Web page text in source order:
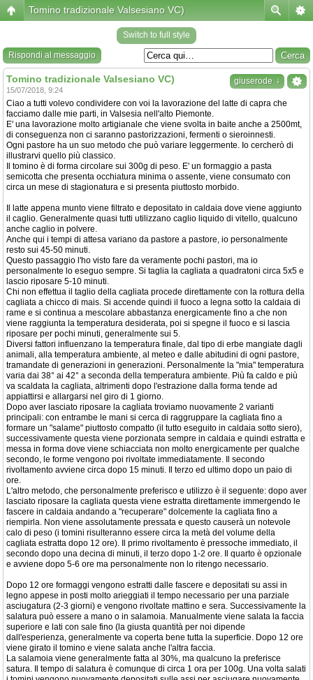
Tomino tradizionale Valsesiano VC)
Switch to full style
Rispondi al messaggio
giuserode ↓
Tomino tradizionale Valsesiano VC)
15/07/2018, 9:24
Ciao a tutti volevo condividere con voi la lavorazione del latte di capra che
facciamo dalle mie parti, in Valsesia nell'alto Piemonte.
E' una lavorazione molto artigianale che viene svolta in baite anche a 2500mt,
di conseguenza non ci saranno pastorizzazioni, fermenti o sieroinnesti.
Ogni pastore ha un suo metodo che può variare leggermente. Io cercherò di
illustrarvi quello più classico.
Il tomino è di forma circolare sui 300g di peso. E' un formaggio a pasta
semicotta che presenta occhiatura minima o assente, viene consumato con
circa un mese di stagionatura e si presenta piuttosto morbido.
Il latte appena munto viene filtrato e depositato in caldaia dove viene aggiunto
il caglio. Generalmente quasi tutti utilizzano caglio liquido di vitello, qualcuno
anche caglio in polvere.
Anche qui i tempi di attesa variano da pastore a pastore, io personalmente
resto sui 45-50 minuti.
Questo passaggio l'ho visto fare da veramente pochi pastori, ma io
personalmente lo eseguo sempre. Si taglia la cagliata a quadratoni circa 5x5 e
lascio riposare 5-10 minuti.
Chi non effettua il taglio della cagliata procede direttamente con la rottura della
cagliata a chicco di mais. Si accende quindi il fuoco a legna sotto la caldaia di
rame e si continua a mescolare abbastanza energicamente fino a che non
viene raggiunta la temperatura desiderata, poi si spegne il fuoco e si lascia
riposare per pochi minuti, generalmente sui 5.
Diversi fattori influenzano la temperatura finale, dal tipo di erbe mangiate dagli
animali, alla temperatura ambiente, al meteo e dalle abitudini di ogni pastore,
tramandate di generazioni in generazioni. Personalmente la "mia" temperatura
varia dai 38° ai 42° a seconda della temperatura ambiente. Più fa caldo e più
va scaldata la cagliata, altrimenti dopo l'estrazione dalla forma tende ad
appiattirsi e allargarsi nel giro di 1 giorno.
Dopo aver lasciato riposare la cagliata troviamo nuovamente 2 varianti
principali: con entrambe le mani si cerca di raggruppare la cagliata fino a
formare un "salame" piuttosto compatto (il tutto eseguito in caldaia sotto siero),
successivamente questa viene porzionata sempre in caldaia e quindi estratta e
messa in forma dove viene schiacciata non molto energicamente per qualche
secondo, le forme vengono poi rivoltate immediatamente. Il secondo
rivoltamento avviene circa dopo 15 minuti. Il terzo ed ultimo dopo un paio di
ore.
L'altro metodo, che personalmente preferisco e utilizzo è il seguente: dopo aver
lasciato riposare la cagliata questa viene estratta direttamente immergendo le
fascere in caldaia andando a "recuperare" dolcemente la cagliata fino a
riempirla. Non viene assolutamente pressata e questo causerà un notevole
calo di peso (i tomini risulteranno essere circa la metà del volume della
cagliata estratta dopo 12 ore). Il primo rivoltamento è pressoche immediato, il
secondo dopo una decina di minuti, il terzo dopo 1-2 ore. Il quarto è opzionale
e avviene dopo 5-6 ore ma personalmente non lo ritengo necessario.
Dopo 12 ore formaggi vengono estratti dalle fascere e depositati su assi in
legno appese in posti molto arieggiati il tempo necessario per una parziale
asciugatura (2-3 giorni) e vengono rivoltate mattino e sera. Successivamente la
salatura può essere a mano o in salamoia. Manualmente viene salata la faccia
superiore e lati con sale fino (la giusta quantità per noi dipende
dall'esperienza, generalmente va coperta bene tutta la superficie. Dopo 12 ore
viene girato il tomino e viene salata anche l'altra faccia.
La salamoia viene generalmente fatta al 30%, ma qualcuno la preferisce
satura. Il tempo di salatura è comunque di circa 1 ora per 100g. Una volta salati